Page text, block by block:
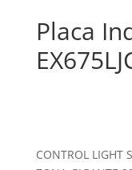
Placa
CONTROL LIGHT